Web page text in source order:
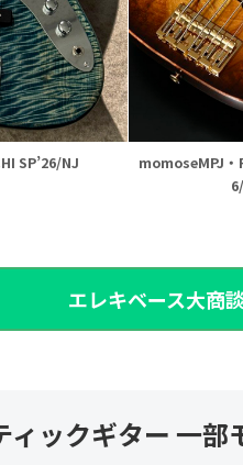
SP’26/NJ
momoseMPJ・
エレキベース大商
ィックギター 一部